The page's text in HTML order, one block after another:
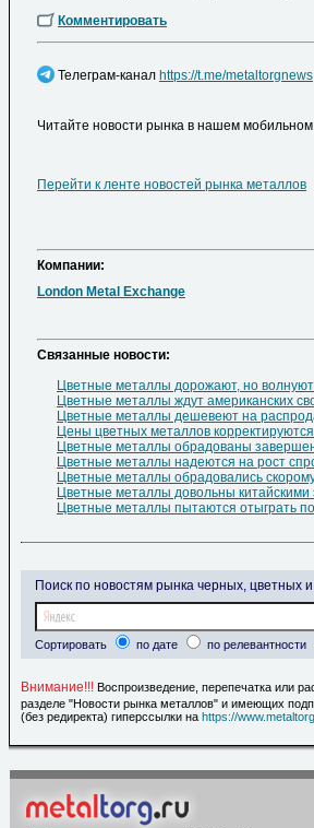
Комментировать
Телеграм-канал https://t.me/metaltorgnews
Читайте новости рынка в нашем
Перейти к ленте новостей рынка металлов
Компании:
London Metal Exchange
Cвязанные новости:
Цветные металлы дорожают, но
Цветные металлы ждут американских
Цветные металлы дешевеют на
Цены цветных металлов
Цветные металлы обрадованы
Цветные металлы надеются на рост
Цветные металлы обрадовались
Цветные металлы довольны китайскими
Цветные металлы пытаются отыграть
Поиск по новостям рынка черных, цветных
Сортировать по дате по релевантности
Внимание!!! Воспроизведение, перепечатка или
разделе "Новости рынка металлов" и имеющих
(без редиректа) гиперссылки на https://